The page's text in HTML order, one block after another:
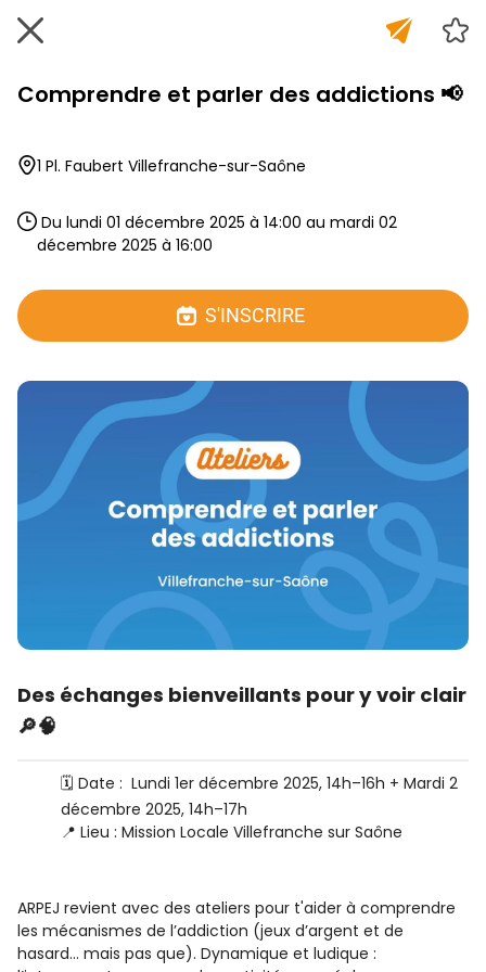
Comprendre et parler des addictions 📢
1 Pl. Faubert Villefranche-sur-Saône
décembre 2025 à 16:00
S'INSCRIRE
Des échanges bienveillants pour y voir clair
🔎🧠
🗓️ Date : Lundi 1er décembre 2025, 14h–16h + Mardi 2
décembre 2025, 14h–17h
📍 Lieu : Mission Locale Villefranche sur Saône
ARPEJ revient avec des ateliers pour t'aider à comprendre
les mécanismes de l’addiction (jeux d’argent et de
hasard… mais pas que). Dynamique et ludique :